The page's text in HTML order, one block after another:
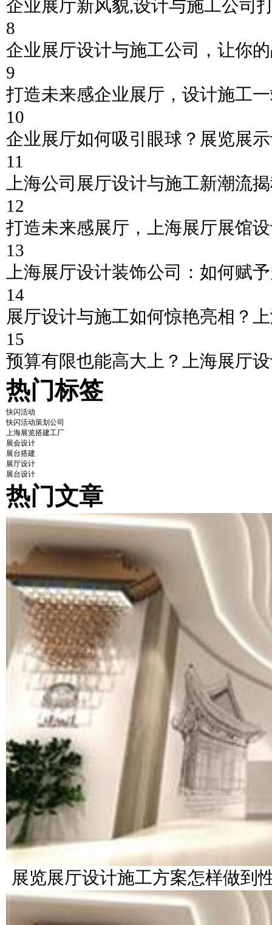
企业展厅新风貌,设计与施工公司
8
企业展厅设计与施工公司，让你
9
打造未来感企业展厅，设计施工
10
企业展厅如何吸引眼球？展览展
11
上海公司展厅设计与施工新潮流
12
打造未来感展厅，上海展厅展馆
13
上海展厅设计装饰公司：如何赋
14
展厅设计与施工如何惊艳亮相？
15
预算有限也能高大上？上海展厅
热门标签
快闪活动
快闪活动策划公司
上海展览搭建工厂
展会设计
展台搭建
展厅设计
展台设计
热门文章
展览展厅设计施工方案怎样做到